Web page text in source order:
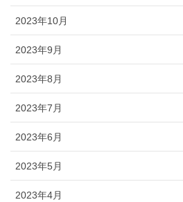
2023年10月
2023年9月
2023年8月
2023年7月
2023年6月
2023年5月
2023年4月